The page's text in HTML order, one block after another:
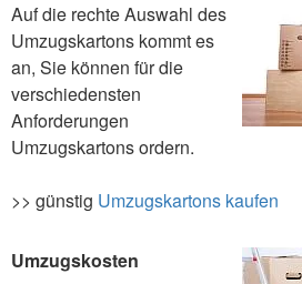
Auf die rechte Auswahl des
Umzugskartons kommt es
an, Sie können für die
verschiedensten
Anforderungen
Umzugskartons ordern.
>> günstig Umzugskartons kaufen
Umzugskosten